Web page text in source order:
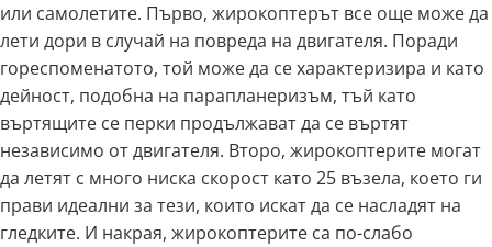
или самолетите. Първо, жирокоптерът все още може да
лети дори в случай на повреда на двигателя. Поради
гореспоменатото, той може да се характеризира и като
дейност, подобна на парапланеризъм, тъй като
въртящите се перки продължават да се въртят
независимо от двигателя. Второ, жирокоптерите могат
да летят с много ниска скорост като 25 възела, което ги
прави идеални за тези, които искат да се насладят на
гледките. И накрая, жирокоптерите са по-слабо